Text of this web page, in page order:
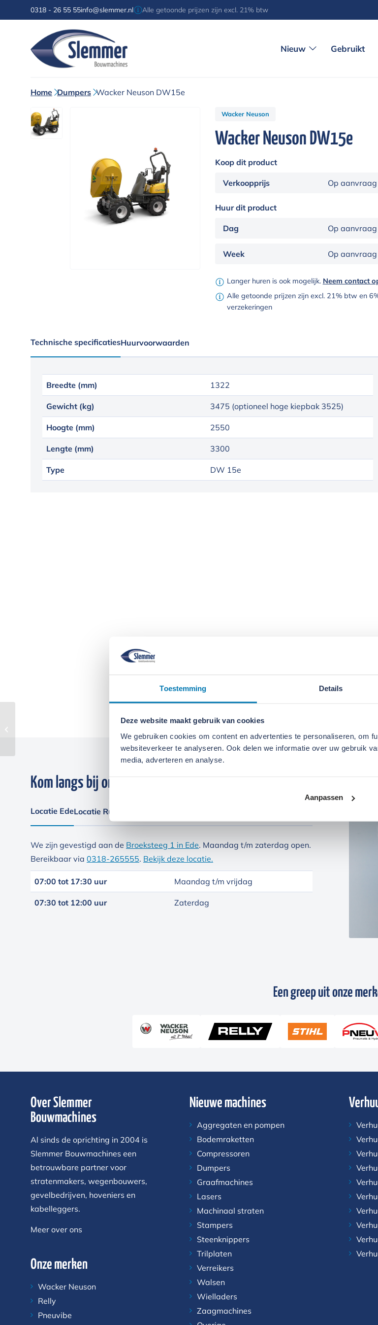
Toestemming Details
Deze website maakt gebruik van cookies
We gebruiken cookies om content en advertenties te personaliseren, om
websiteverkeer te analyseren. Ook delen we informatie over uw gebruik
media, adverteren en analyse.
Aanpassen
0318 - 26 55 55info@slemmer.nl Alle getoonde prijzen zijn excl. 21% btw
Nieuw Gebruikt
Home Dumpers Wacker Neuson DW15e
Wacker Neuson
Wacker Neuson DW15e
Koop dit product
Verkoopprijs Op aanvraag
Huur dit product
Dag Op aanvraag
Week Op aanvraag
Langer huren is ook mogelijk. Neem contact
Alle getoonde prijzen zijn excl. 21% btw en
verzekeringen
Technische specificatiesHuurvoorwaarden
Breedte (mm) 1322
Gewicht (kg) 3475 (optioneel hoge kiepbak 3525)
Hoogte (mm) 2550
Lengte (mm) 3300
Type DW 15e
Kom langs bij onze locaties
Locatie EdeLocatie Ruinerwold
We zijn gevestigd aan de Broeksteeg 1 in Ede. Maandag t/m zaterdag open.
Bereikbaar via 0318-265555. Bekijk deze locatie.
07:00 tot 17:30 uur Maandag t/m vrijdag
07:30 tot 12:00 uur Zaterdag
Een greep uit onze
Over Slemmer
Bouwmachines
Al sinds de oprichting in 2004 is
Slemmer Bouwmachines een
betrouwbare partner voor
stratenmakers, wegenbouwers,
gevelbedrijven, hoveniers en
kabelleggers.
Meer over ons
Onze merken
Wacker Neuson
Relly
Pneuvibe
Nieuwe machines
Aggregaten en pompen
Bodemraketten
Compressoren
Dumpers
Graafmachines
Lasers
Machinaal straten
Stampers
Steenknippers
Trilplaten
Verreikers
Walsen
Wielladers
Zaagmachines